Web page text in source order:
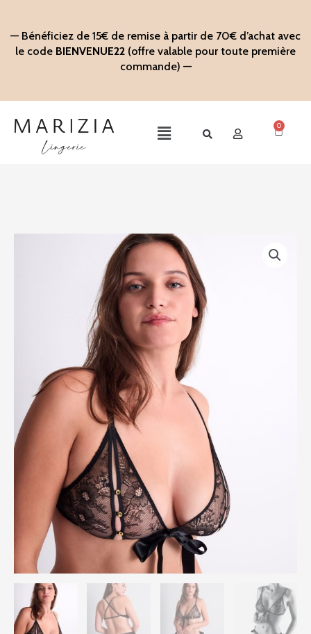
contenu
— Bénéficiez de 15€ de remise à partir de 70€ d’achat avec
le code BIENVENUE22 (offre valable pour toute première
commande) —
Main
0
Panier